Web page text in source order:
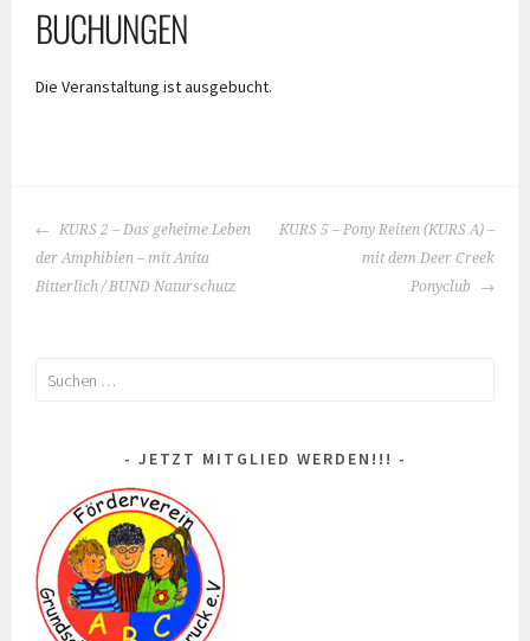
BUCHUNGEN
Die Veranstaltung ist ausgebucht.
BEITRAGS-
NAVIGATION
KURS 2 – Das geheime Leben
der Amphibien – mit Anita
Bitterlich / BUND Naturschutz
KURS 5 – Pony Reiten (KURS A) –
mit dem Deer Creek
Ponyclub
Suchen
JETZT MITGLIED WERDEN!!!